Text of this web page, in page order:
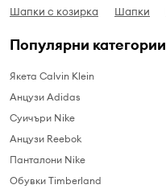
Шапки с козирка Шапки
Популярни категории
Якета Calvin Klein
Анцузи Adidas
Суичъри Nike
Анцузи Reebok
Панталони Nike
Обувки Timberland